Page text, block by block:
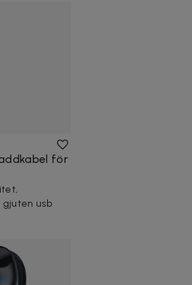
för
gjuten usb